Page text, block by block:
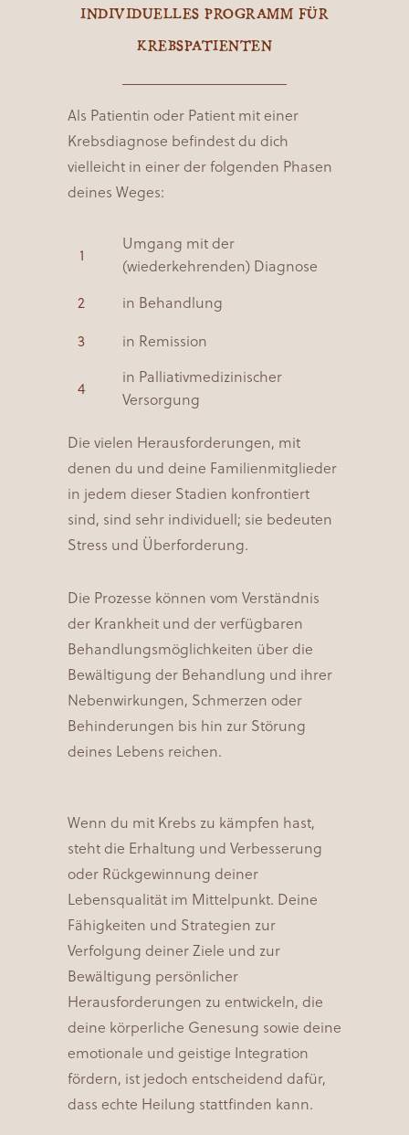
INDIVIDUELLES PROGRAMM FÜR
KREBSPATIENTEN
Als Patientin oder Patient mit einer
Krebsdiagnose befindest du dich
vielleicht in einer der folgenden Phasen
deines Weges:
Umgang mit der
(wiederkehrenden) Diagnose
in Behandlung
in Remission
in Palliativmedizinischer
Versorgung
Die vielen Herausforderungen, mit
denen du und deine Familienmitglieder
in jedem dieser Stadien konfrontiert
sind, sind sehr individuell; sie bedeuten
Stress und Überforderung.
Die Prozesse können vom Verständnis
der Krankheit und der verfügbaren
Behandlungsmöglichkeiten über die
Bewältigung der Behandlung und ihrer
Nebenwirkungen, Schmerzen oder
Behinderungen bis hin zur Störung
deines Lebens reichen.
Wenn du mit Krebs zu kämpfen hast,
steht die Erhaltung und Verbesserung
oder Rückgewinnung deiner
Lebensqualität im Mittelpunkt. Deine
Fähigkeiten und Strategien zur
Verfolgung deiner Ziele und zur
Bewältigung persönlicher
Herausforderungen zu entwickeln, die
deine körperliche Genesung sowie deine
emotionale und geistige Integration
fördern, ist jedoch entscheidend dafür,
dass echte Heilung stattfinden kann.